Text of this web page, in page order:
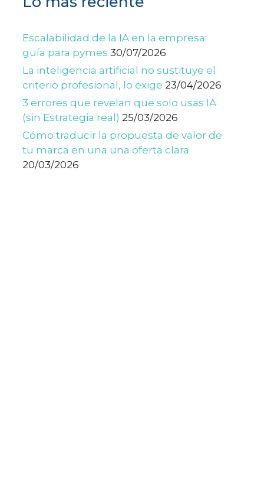
Escalabilidad de la IA en la empresa:
guía para pymes 30/07/2026
La inteligencia artificial no sustituye el
criterio profesional, lo exige 23/04/2026
3 errores que revelan que solo usas IA
(sin Estrategia real) 25/03/2026
Cómo traducir la propuesta de valor de
tu marca en una una oferta clara
20/03/2026